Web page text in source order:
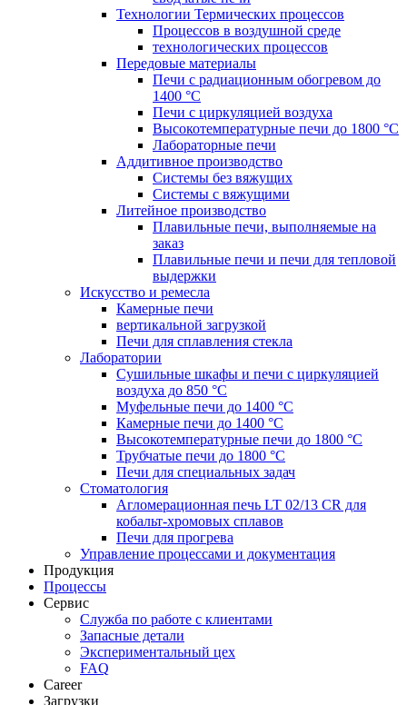
Технологии Термических процессов
Процессов в воздушной среде
технологических процессов
Передовые материалы
Печи с радиационным обогревом до
1400 °C
Печи с циркуляцией воздуха
Высокотемпературные печи до 1800 °C
Лабораторные печи
Аддитивное производство
Системы без вяжущих
Системы с вяжущими
Литейное производство
Плавильные печи, выполняемые на
заказ
Плавильные печи и печи для тепловой
выдержки
Искусство и ремесла
Камерные печи
вертикальной загрузкой
Печи для сплавления стекла
Лаборатории
Сушильные шкафы и печи с циркуляцией
воздуха до 850 °C
Муфельные печи до 1400 °C
Камерные печи до 1400 °C
Высокотемпературные печи до 1800 °C
Трубчатые печи до 1800 °C
Печи для специальных задач
Стоматология
Агломерационная печь LT 02/13 CR для
кобальт-хромовых сплавов
Печи для прогрева
Управление процессами и документация
Продукция
Процессы
Сервис
Служба по работе с клиентами
Запасные детали
Экспериментальный цех
FAQ
Career
Загрузки